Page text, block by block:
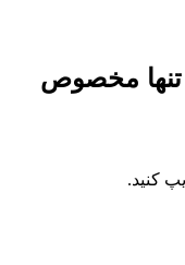
تنها مخصوص
کنید.